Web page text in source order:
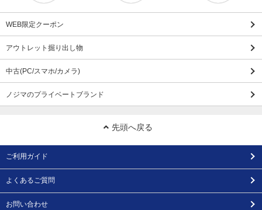
WEB限定クーポン
アウトレット掘り出し物
中古(PC/スマホ/カメラ)
ノジマのプライベートブランド
先頭へ戻る
ご利用ガイド
よくあるご質問
お問い合わせ